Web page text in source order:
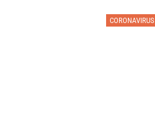
CORONAVIRUS